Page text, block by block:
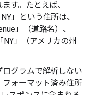
す。たとえば、
」という住所は、
」（道路名）、
NY」（アメリカの州
グラムで解析しない
ォーマット済み住所